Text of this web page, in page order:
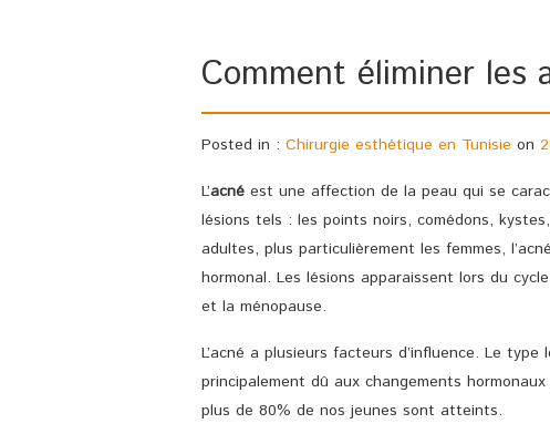
Comment éliminer les
Posted in : Chirurgie esthétique en Tunisie on
L’acné est une affection de la peau qui se
lésions tels : les points noirs, comédons,
adultes, plus particulièrement les femmes,
hormonal. Les lésions apparaissent lors du
et la ménopause.
L’acné a plusieurs facteurs d’influence. Le type
principalement dû aux changements
plus de 80% de nos jeunes sont atteints.